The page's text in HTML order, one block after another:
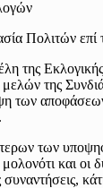
Πολιτών
της
της
των
των
και οι